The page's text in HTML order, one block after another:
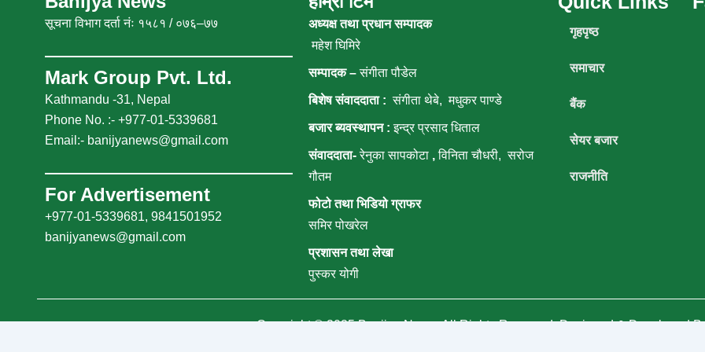
o
g
सूचना विभाग दर्ता नंः १५८१ / ०७६–७७
Mark Group Pvt. Ltd.
Kathmandu -31, Nepal
Phone No. :- +977-01-5339681
Email:- banijyanews@gmail.com
For Advertisement
+977-01-5339681, 9841501952
banijyanews@gmail.com
अध्यक्ष तथा प्रधान सम्पादक
महेश घिमिरे
सम्पादक –संगीता पौडेल
बिशेष संवाददाता : संगीता थेबे,मधुकर पाण्डे
बजार ब्यवस्थापन : इन्द्र प्रसाद धिताल
संवाददाता-रेनुका सापकोटा , विनिता चौधरी, सरोज
गौतम
फोटो तथा भिडियो ग्राफर
समिर पोखरेल
प्रशासन तथा लेखा
पुस्कर योगी
गृहपृष्ठ
समाचार
बैंक
सेयर बजार
राजनीति
Copyright © 2025Banijya News.All Rights Reserved. Designed & Developed